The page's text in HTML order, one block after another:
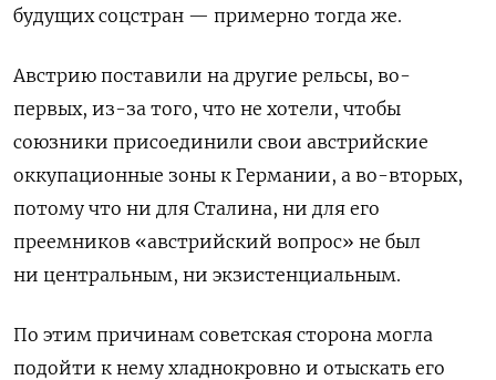
будущих соцстран — примерно тогда же.
Австрию поставили на другие рельсы, во-
первых, из-за того, что не хотели, чтобы
союзники присоединили свои австрийские
оккупационные зоны к Германии, а во-вторых,
потому что ни для Сталина, ни для его
преемников «австрийский вопрос» не был
ни центральным, ни экзистенциальным.
По этим причинам советская сторона могла
подойти к нему хладнокровно и отыскать его